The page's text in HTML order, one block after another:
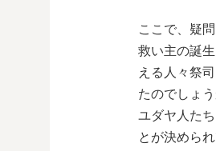
ここで、疑
救い主の誕
える人々祭
たのでしょ
ユダヤ人た
とが決めら